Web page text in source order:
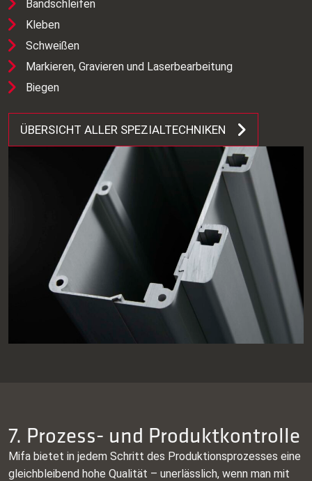
Bandschleifen
Kleben
Schweißen
Markieren, Gravieren und Laserbearbeitung
Biegen
ÜBERSICHT ALLER SPEZIALTECHNIKEN
7. Prozess- und Produktkontrolle
Mifa bietet in jedem Schritt des Produktionsprozesses eine
gleichbleibend hohe Qualität – unerlässlich, wenn man mit